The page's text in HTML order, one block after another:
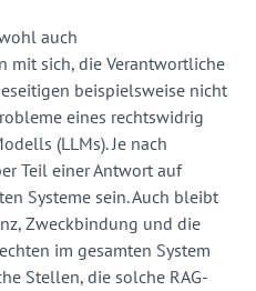
auch
mit sich, die Verantwortliche
beispielsweise nicht
eines rechtswidrig
(LLMs). Je nach
Teil einer Antwort auf
Systeme sein. Auch bleibt
Zweckbindung und die
im gesamten System
Stellen, die solche RAG-